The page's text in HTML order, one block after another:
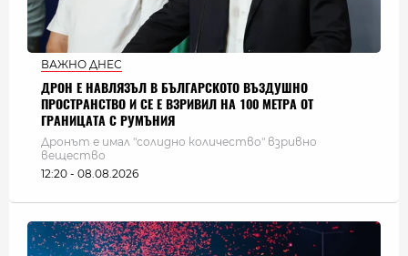
ВАЖНО ДНЕС
ДРОН Е НАВЛЯЗЪЛ В БЪЛГАРСКОТО ВЪЗДУШНО
ПРОСТРАНСТВО И СЕ Е ВЗРИВИЛ НА 100 МЕТРА ОТ
ГРАНИЦАТА С РУМЪНИЯ
Дронът е имал "солидно количество" взривно
вещество
12:20 - 08.08.2026